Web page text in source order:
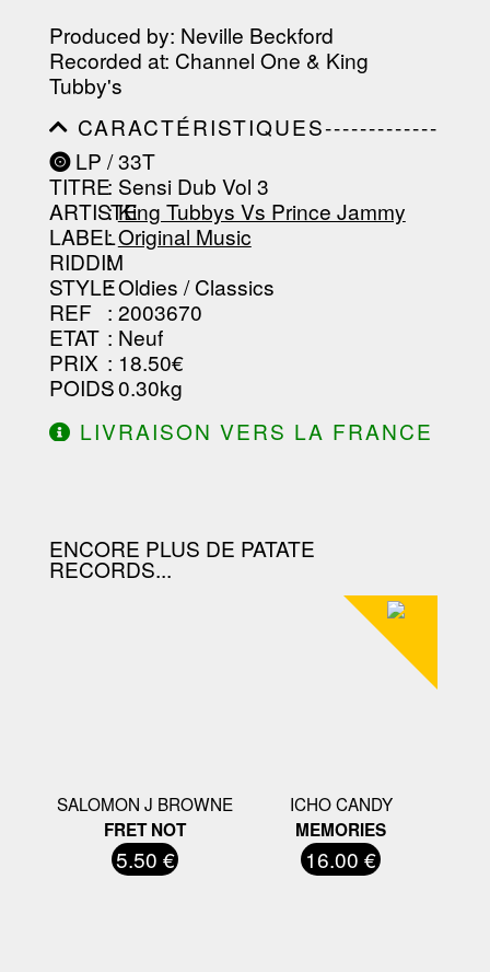
Produced by: Neville Beckford
Recorded at: Channel One & King
Tubby's
CARACTÉRISTIQUES-------------
-----------------------------------------
-----------------------------------------
-----------------------------------------
-----------------------------------------
--------------------------------
LP / 33T
TITRE: Sensi Dub Vol 3
ARTISTE
:King Tubbys Vs Prince Jammy
LABEL
:Original Music
RIDDIM
:
STYLE: Oldies / Classics
REF : 2003670
ETAT : Neuf
PRIX : 18.50€
POIDS: 0.30kg
LIVRAISON VERS LA FRANCE
ENCORE PLUS DE PATATE
RECORDS...
SALOMON J BROWNE
FRET NOT
5.50 €
ICHO CANDY
MEMORIES
16.00 €